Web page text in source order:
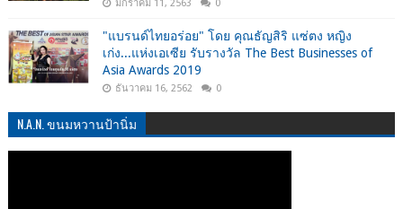
มกราคม 11, 2563 0
"แบรนด์ไทยอร่อย" โดย คุณธัญสิริ แซ่ตง หญิง
เก่ง...แห่งเอเซีย รับรางวัล The Best Businesses of
Asia Awards 2019
ธันวาคม 16, 2562 0
N.A.N. ขนมหวานป้านิ่ม